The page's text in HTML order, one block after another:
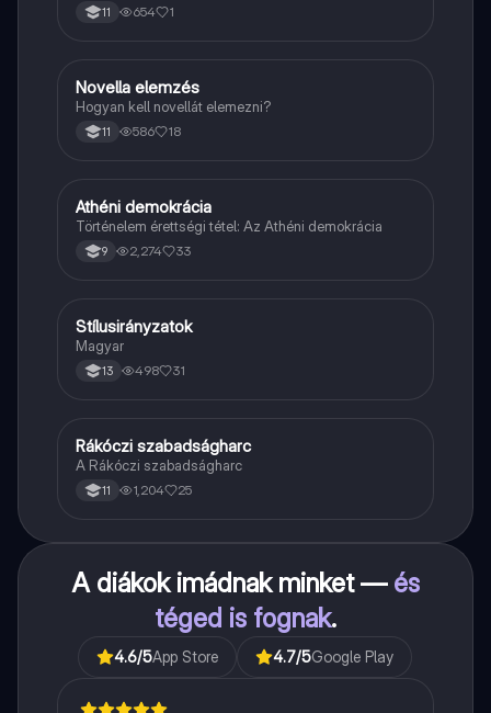
11 654 1
Magyar
Novella elemzés
Hogyan kell novellát elemezni?
11 586 18
Töri
Athéni demokrácia
Történelem érettségi tétel: Az Athéni demokrácia
9 2,274 33
Magyar
Stílusirányzatok
Magyar
13 498 31
Töri
Rákóczi szabadságharc
A Rákóczi szabadságharc
11 1,204 25
A diákok imádnak minket — és
téged is fognak.
4.6/5App Store 4.7/5Google Play